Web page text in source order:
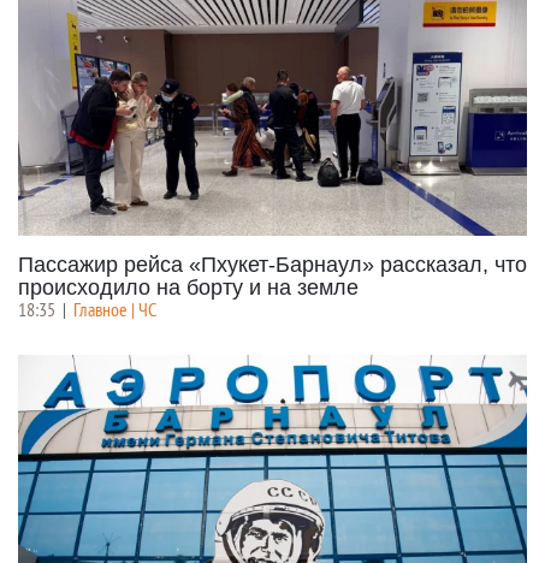
Пассажир рейса «Пхукет-Барнаул» рассказал, что
происходило на борту и на земле
18:35 | Главное | ЧС